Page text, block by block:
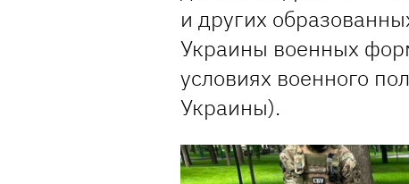
и других
Украины военных
условиях военного
Украины).